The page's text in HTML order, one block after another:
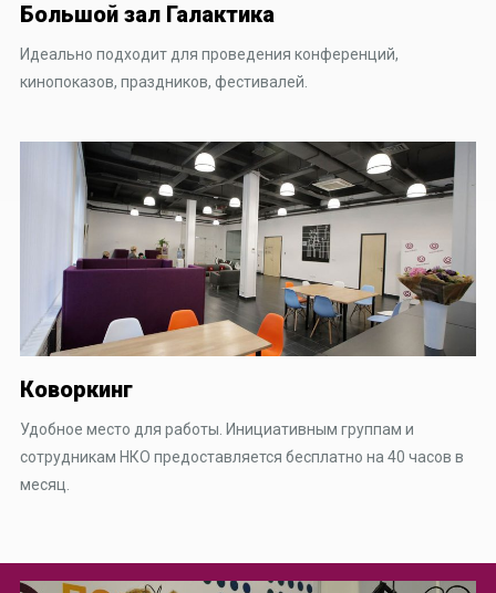
Коворкинг
Удобное место для работы. Инициативным группам и
сотрудникам НКО предоставляется бесплатно на 40 часов в
месяц.
Большой зал Галактика
Идеально подходит для проведения конференций,
кинопоказов, праздников, фестивалей.